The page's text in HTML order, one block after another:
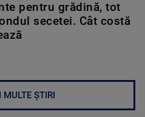
pentru grădină, tot
secetei. Cât costă
ȘTIRI